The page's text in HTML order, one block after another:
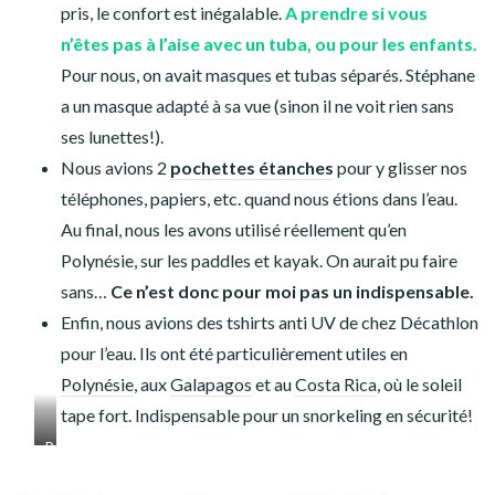
avec eux.
Nous les avons utilisé en Polynésie(particulièrement
important quand vous marchez sur des coraux pour
rejoindre un spot de snorkeling), mais aussi au Pérou
lors d’une sortie rafting par exemple.
De plus, Stéphane n’ayant pas de chaussures allant
facilement dans l’eau, il les prenait pour aller à la plage
au Costa Rica par exemple.
Il faut donc avoir des chaussures de piscinelors
d’un tour du monde, mais prenez en de qualité,
confortables et avec une semelle assez épaisse. Nous
avons été très satisfaits des nôtres, achetés chez
Décathlon.
Côtémasques et tubas, certains n’en prennent pas et